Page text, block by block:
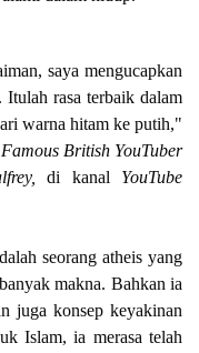
saya mengucapkan
Itulah rasa terbaik dalam
warna hitam ke putih,"
Famous British YouTuber
di kanal YouTube
seorang atheis yang
makna. Bahkan ia
juga konsep keyakinan
Islam, ia merasa telah